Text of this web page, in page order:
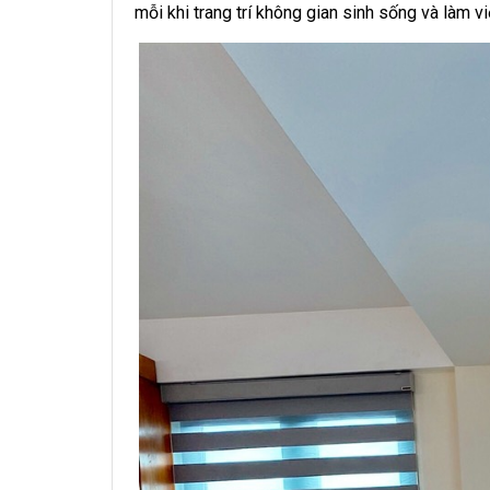
mỗi khi trang trí không gian sinh sống và làm